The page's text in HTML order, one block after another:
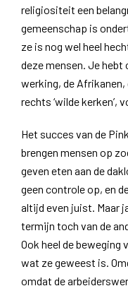
religiositeit een
gemeenschap is
ze is nog wel heel
deze mensen. Je
werking, de Afrikanen,
rechts ‘wilde kerken’,
Het succes van de
brengen mensen op
geven eten aan de
geen controle op, en
altijd even juist. Maar
termijn toch van de
Ook heel de
wat ze geweest is.
omdat de